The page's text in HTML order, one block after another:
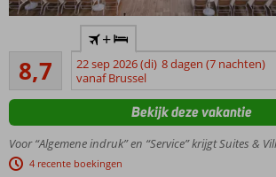
Accommodatie met een
GSTC erkend
duurzaamheidscertificaat
Ideaal
familiecomplex
Op
loopafstand
van de
8,7
Aanrader
187
beoordelingen
+
22 sep 2026 (di) 8 dagen (7 nachten)
vanaf Brussel
Voor “Algemene indruk” en “Service” krijgt Suites &
4 recente boekingen
Bekijk deze vakantie